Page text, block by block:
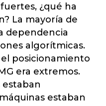
¿qué ha
La mayoría de
dependencia
algorítmicas.
posicionamiento
era extremos.
estaban
estaban